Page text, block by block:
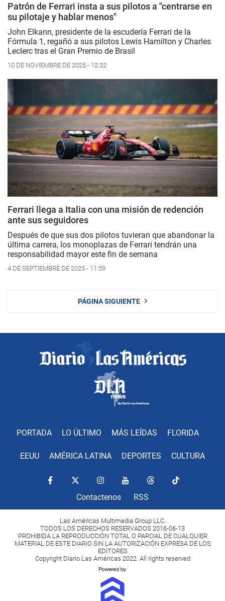
Patrón de Ferrari insta a sus pilotos a "centrarse en
su pilotaje y hablar menos"
John Elkann, presidente de la escudería Ferrari de la
Fórmula 1, regañó a sus pilotos Lewis Hamilton y Charles
Leclerc tras el Gran Premio de Brasil
10 DE NOVIEMBRE DE 2025 - 12:32
Ferrari llega a Italia con una misión de redención
ante sus seguidores
Después de que sus dos pilotos tuvieran que abandonar la
última carrera, los monoplazas de Ferrari tendrán una
responsabilidad mayor este fin de semana
4 DE SEPTIEMBRE DE 2025 - 11:59
PÁGINA SIGUIENTE
PORTADA LO ÚLTIMO MÁS LEÍDAS FLORIDA
EEUU AMÉRICA LATINA DEPORTES CULTURA
Contactenos RSS
Las Américas Multimedia Group LLC.
TODOS LOS DERECHOS RESERVADOS 2016-06-13
PROHIBIDA LA REPRODUCCIÓN TOTAL O PARCIAL DE CUALQUIER
MATERIAL DE ESTE DIARIO SIN LA AUTORIZACIÓN EXPRESA DE LOS
EDITORES
Copyright Diario Las Américas 2022. All rights reserved